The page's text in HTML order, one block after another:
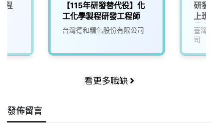
程
【115年研發替代役】化
工化學製程研發工程師
台灣德和精化股份有限公司
研發
上班8
業生
臺灣永
司
看更多職缺
發佈留言